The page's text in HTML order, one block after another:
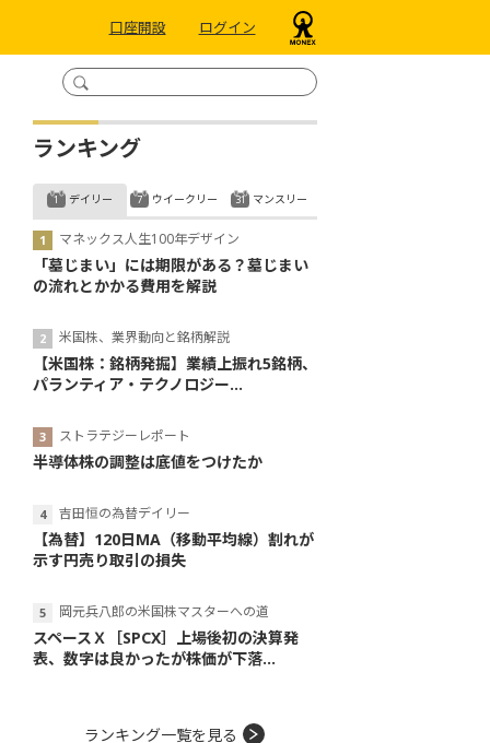
口座開設 ログイン
ランキング
デイリー
マネックス人生100年デザイン
「墓じまい」には期限がある？墓じまい
の流れとかかる費用を解説
米国株、業界動向と銘柄解説
【米国株：銘柄発掘】業績上振れ5銘柄、
パランティア・テクノロジー...
ストラテジーレポート
半導体株の調整は底値をつけたか
吉田恒の為替デイリー
【為替】120日MA（移動平均線）割れが
示す円売り取引の損失
岡元兵八郎の米国株マスターへの道
スペースＸ［SPCX］上場後初の決算発
表、数字は良かったが株価が下落...
ウイークリー マンスリー
ランキング一覧を見る